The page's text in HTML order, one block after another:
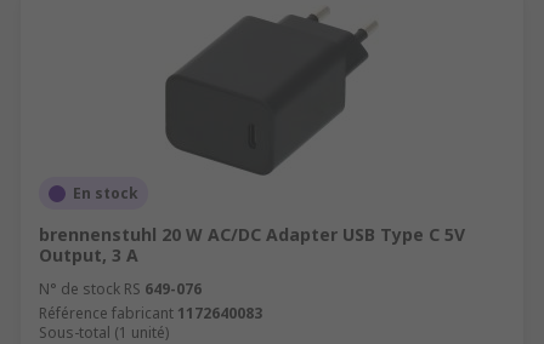
En stock
brennenstuhl 20 W AC/DC Adapter USB Type C 5V
Output, 3 A
N° de stock RS 649-076
Référence fabricant 1172640083
Sous-total (1 unité)